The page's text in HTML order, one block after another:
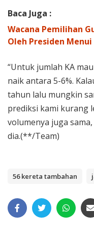
Baca Juga :
Wacana Pemilihan
Oleh Presiden
“Untuk jumlah KA
naik antara 5-6%.
tahun lalu mungkin
prediksi kami kurang
volumenya juga
dia.(**/Team)
56 kereta tambahan